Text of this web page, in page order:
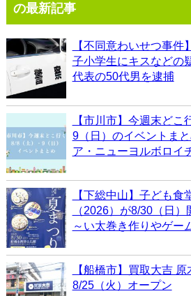
の最新記事
【不同意わいせつ事
子小学生にキスなどの
代表の50代男を逮捕
【市川市】今週末どこ
9（日）のイベントま
ア・ニューヨルボロイ
【下総中山】子ども食
（2026）が8/30（日
～い太巻き作りやゲー
【船橋市】買取大吉
8/25（火）オープン